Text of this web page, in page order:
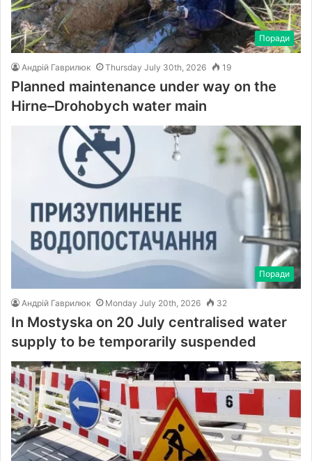
Поради
Андрій Гаврилюк Thursday July 30th, 2026 19
Planned maintenance under way on the
Hirne–Drohobych water main
Поради
Андрій Гаврилюк Monday July 20th, 2026 32
In Mostyska on 20 July centralised water
supply to be temporarily suspended